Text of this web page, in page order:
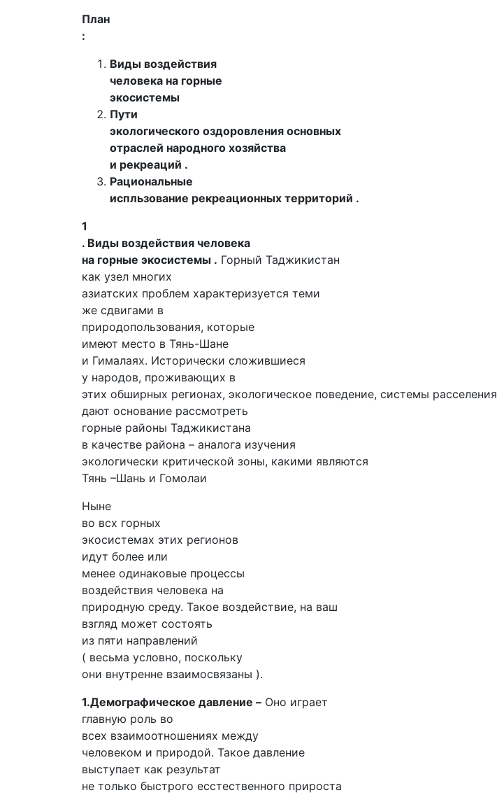
План
:
Виды воздействия
человека на горные
экосистемы
Пути
экологического оздоровления основных
отраслей народного хозяйства
и рекреаций .
Рациональные
испльзование рекреационных территорий .
1
. Виды воздействия человека
на горные экосистемы . Горный Таджикистан
как узел многих
азиатских проблем характеризуется теми
же сдвигами в
природопользования, которые
имеют место в Тянь-Шане
и Гималаях. Исторически сложившиеся
у народов, проживающих в
этих обширных регионах, экологическое поведение, системы расселения
дают основание рассмотреть
горные районы Таджикистана
в качестве района – аналога изучения
экологически критической зоны, какими являются
Тянь –Шань и Гомолаи
Ныне
во всх горных
экосистемах этих регионов
идут более или
менее одинаковые процессы
воздействия человека на
природную среду. Такое воздействие, на ваш
взгляд может состоять
из пяти направлений
( весьма условно, поскольку
они внутренне взаимосвязаны ).
1.Демографическое давление – Оно играет
главную роль во
всех взаимоотношениях между
человеком и природой. Такое давление
выступает как результат
не только быстрого есстественного прироста